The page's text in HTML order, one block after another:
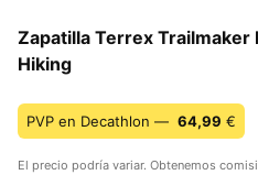
Zapatilla Terrex Trailmaker
Hiking
PVP en Decathlon — 64,99 €
El precio podría variar. Obtenemos